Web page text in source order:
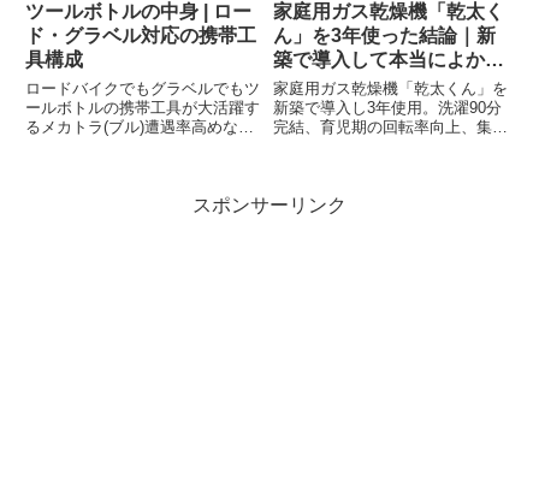
ツールボトルの中身 | ロー
ド・グラベル対応の携帯工
具構成
ロードバイクでもグラベルでもツ
ールボトルの携帯工具が大活躍す
るメカトラ(ブル)遭遇率高めな自
をまとめて紹介する。なんで今さ
家庭用ガス乾燥機「乾太く
ん」を3年使った結論｜新
築で導入して本当によかっ
た理由と欠点
家庭用ガス乾燥機「乾太くん」を
新築で導入し3年使用。洗濯90分
完結、育児期の回転率向上、集塵
スポンサーリンク